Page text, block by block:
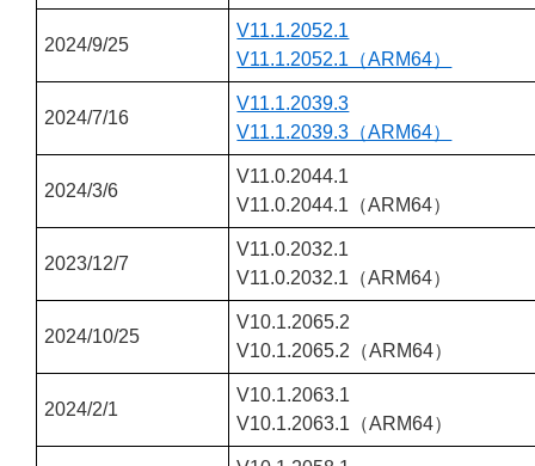
2024/9/25
V11.1.2052.1
V11.1.2052.1（ARM64）
2024/7/16
V11.1.2039.3
V11.1.2039.3（ARM64）
2024/3/6
V11.0.2044.1
V11.0.2044.1（ARM64）
2023/12/7
V11.0.2032.1
V11.0.2032.1（ARM64）
2024/10/25
V10.1.2065.2
V10.1.2065.2（ARM64）
2024/2/1
V10.1.2063.1
V10.1.2063.1（ARM64）